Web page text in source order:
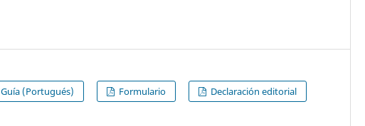
Guía (Portugués) Formulario Declaración editorial